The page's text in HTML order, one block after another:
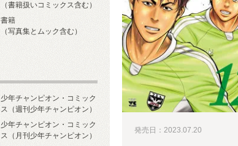
発売日：2023.07.20
（書籍扱いコミックス含む）
書籍
（写真集とムック含む）
少年チャンピオン・コミック
ス（週刊少年チャンピオン）
少年チャンピオン・コミック
ス（月刊少年チャンピオン）